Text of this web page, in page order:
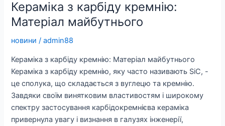
Кераміка з карбіду кремнію:
Матеріал майбутнього
новини /admin88
Кераміка з карбіду кремнію: Матеріал майбутнього
Кераміка з карбіду кремнію, яку часто називають SiC, -
це сполука, що складається з вуглецю та кремнію.
Завдяки своїм винятковим властивостям і широкому
спектру застосування карбідокремнієва кераміка
привернула увагу і визнання в галузях інженерії,